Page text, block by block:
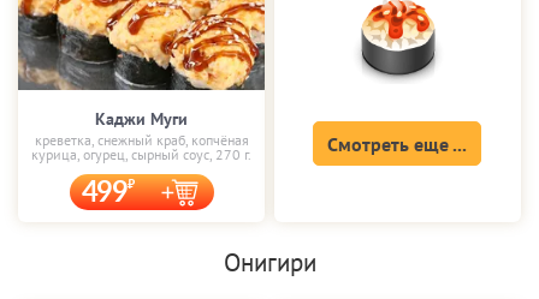
Каджи Муги
креветка, снежный краб, копчёная
курица, огурец, сырный соус, 270 г.
499
Смотреть еще ...
Онигири